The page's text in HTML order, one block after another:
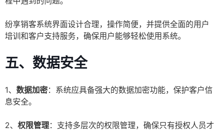
纷享销客系统界面设计合理，操作简便，并提供全面的用户
培训和客户支持服务，确保用户能够轻松使用系统。
五、数据安全
1、 数据加密：系统应具备强大的数据加密功能，保护客户信
息安全。
2、 权限管理：支持多层次的权限管理，确保只有授权人员才